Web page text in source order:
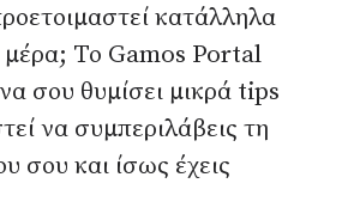
κατάλληλα
μέρα; Το Gamos Portal
σου θυμίσει μικρά tips
να συμπεριλάβεις τη
σου και ίσως έχεις